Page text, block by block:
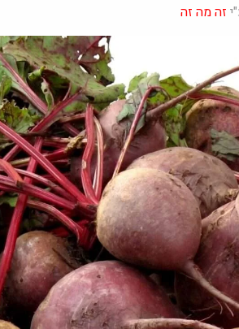
זה מה זה